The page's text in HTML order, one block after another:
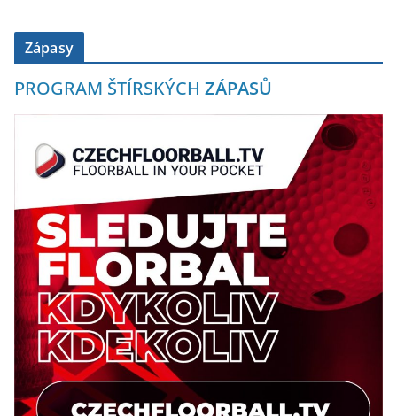
Zápasy
PROGRAM ŠTÍRSKÝCH ZÁPASŮ